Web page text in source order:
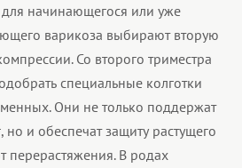
начинающегося или уже
варикоза выбирают вторую
Со второго триместра
специальные колготки
Они не только поддержат
но и обеспечат защиту растущего
перерастяжения. В родах